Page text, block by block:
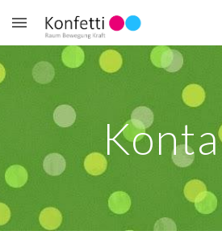
Skip to main content